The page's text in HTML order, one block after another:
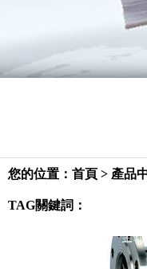
您的位置： 首頁 > 產品
輪流量計
TAG關鍵詞：